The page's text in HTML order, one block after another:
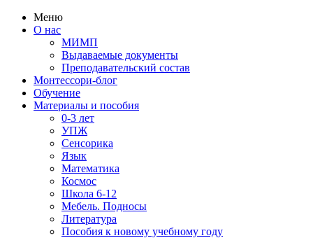
Меню
О нас
МИМП
Выдаваемые документы
Преподавательский состав
Монтессори-блог
Обучение
Материалы и пособия
0-3 лет
УПЖ
Сенсорика
Язык
Математика
Космос
Школа 6-12
Мебель. Подносы
Литература
Пособия к новому учебному году